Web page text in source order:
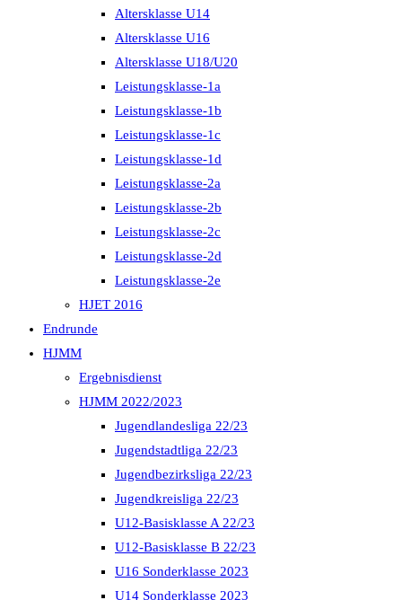
Altersklasse U14
Altersklasse U16
Altersklasse U18/U20
Leistungsklasse-1a
Leistungsklasse-1b
Leistungsklasse-1c
Leistungsklasse-1d
Leistungsklasse-2a
Leistungsklasse-2b
Leistungsklasse-2c
Leistungsklasse-2d
Leistungsklasse-2e
HJET 2016
Endrunde
HJMM
Ergebnisdienst
HJMM 2022/2023
Jugendlandesliga 22/23
Jugendstadtliga 22/23
Jugendbezirksliga 22/23
Jugendkreisliga 22/23
U12-Basisklasse A 22/23
U12-Basisklasse B 22/23
U16 Sonderklasse 2023
U14 Sonderklasse 2023